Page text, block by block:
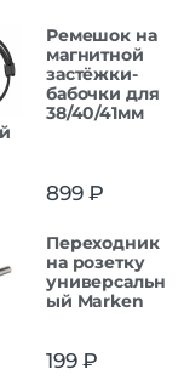
Ремешок на
магнитной
застёжки-
бабочки для
38/40/41мм
899₽
Переходник
на розетку
универсальн
ый Marken
199₽